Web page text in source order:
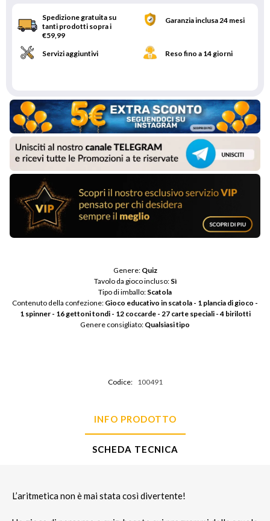
Spedizione gratuita su
tanti prodotti sopra i
€59,99
Garanzia inclusa 24 mesi
Servizi aggiuntivi Reso fino a 14 giorni
Genere: Quiz
Tavolo da gioco incluso: Sì
Tipo di imballo: Scatola
Contenuto della confezione: Gioco educativo in scatola - 1 plancia di gioco -
1 spinner - 16 gettoni tondi - 12 coccarde - 27 carte speciali - 4 birilotti
Genere consigliato: Qualsiasi tipo
Codice: 100491
INFO PRODOTTO
SCHEDA TECNICA
L’aritmetica non è mai stata così divertente!